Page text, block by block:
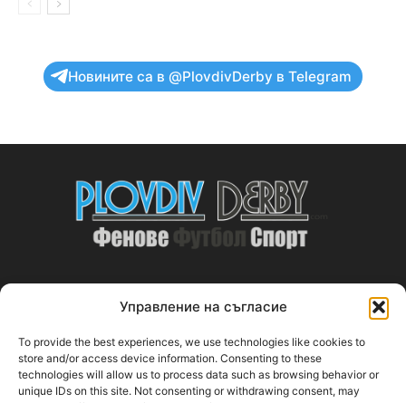
Управление на съгласие
To provide the best experiences, we use technologies like cookies to
store and/or access device information. Consenting to these
technologies will allow us to process data such as browsing behavior or
unique IDs on this site. Not consenting or withdrawing consent, may
Новините са в @PlovdivDerby в Telegram
ABOUT US
PlovdivDerby.com е първата пловдивска изцяло футболна
медия!